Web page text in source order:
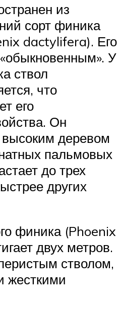
из
сорт финика
dactylifera). Его
У
ствол
что
его
Он
деревом
пальмовых
до трех
других
финика (Phoenix
двух метров.
стволом,
жесткими